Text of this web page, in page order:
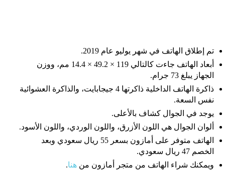
تم إطلاق الهاتف في شهر يوليو عام 2019.
أبعاد الهاتف جاءت كالتالي 119 × 49.2 × 14.4 مم، ووزن
الجهاز يبلغ 73 جرام.
ذاكرة الهاتف الداخلية ذاكرتها 4 جيجابايت، والذاكرة العشوائية
نفس السعة.
يوجد في الجوال كشاف بالأعلى.
ألوان الجوال هي اللون الأزرق، واللون الوردي، واللون الأسود.
الهاتف متوفر على أمازون بسعر 55 ريال سعودي وبعد
الخصم 47 ريال سعودي.
ويمكنك شراء الهاتف من متجر أمازون منهنا.